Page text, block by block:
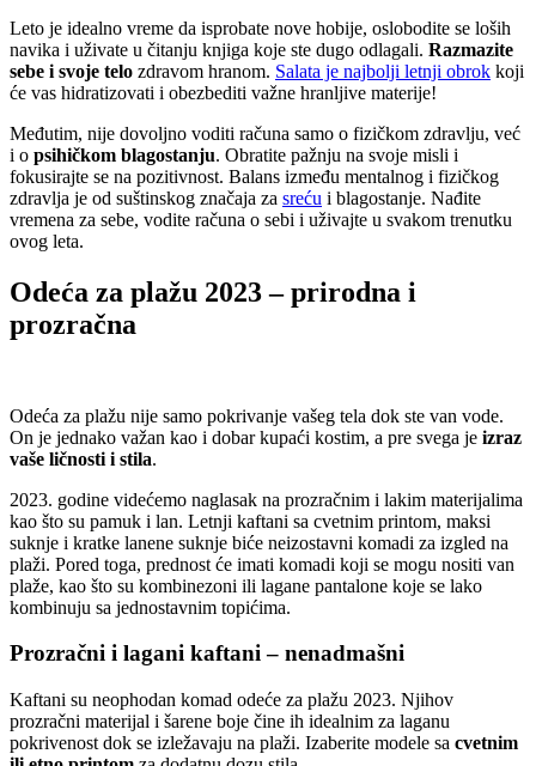
Leto je idealno vreme da isprobate nove hobije, oslobodite se loših
navika i uživate u čitanju knjiga koje ste dugo odlagali. Razmazite
sebe i svoje telo zdravom hranom. Salata je najbolji letnji obrok koji
će vas hidratizovati i obezbediti važne hranljive materije!
Međutim, nije dovoljno voditi računa samo o fizičkom zdravlju, već
i o psihičkom blagostanju. Obratite pažnju na svoje misli i
fokusirajte se na pozitivnost. Balans između mentalnog i fizičkog
zdravlja je od suštinskog značaja za sreću i blagostanje. Nađite
vremena za sebe, vodite računa o sebi i uživajte u svakom trenutku
ovog leta.
Odeća za plažu 2023 – prirodna i
prozračna
Odeća za plažu nije samo pokrivanje vašeg tela dok ste van vode.
On je jednako važan kao i dobar kupaći kostim, a pre svega je izraz
vaše ličnosti i stila.
2023. godine videćemo naglasak na prozračnim i lakim materijalima
kao što su pamuk i lan. Letnji kaftani sa cvetnim printom, maksi
suknje i kratke lanene suknje biće neizostavni komadi za izgled na
plaži. Pored toga, prednost će imati komadi koji se mogu nositi van
plaže, kao što su kombinezoni ili lagane pantalone koje se lako
kombinuju sa jednostavnim topićima.
Prozračni i lagani kaftani – nenadmašni
Kaftani su neophodan komad odeće za plažu 2023. Njihov
prozračni materijal i šarene boje čine ih idealnim za laganu
pokrivenost dok se izležavaju na plaži. Izaberite modele sa cvetnim